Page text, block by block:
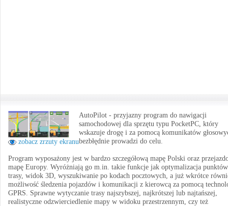
zobacz zrzuty ekranu
AutoPilot - przyjazny program do nawigacji
samochodowej dla sprzętu typu PocketPC, który
wskazuje drogę i za pomocą komunikatów
bezbłędnie prowadzi do celu.
Program wyposażony jest w bardzo szczegółową mapę Polski oraz
mapę Europy. Wyróżniają go m.in. takie funkcje jak optymalizacja punktów
trasy, widok 3D, wyszukiwanie po kodach pocztowych, a już wkrótce
możliwość śledzenia pojazdów i komunikacji z kierowcą za pomocą
GPRS. Sprawne wytyczanie trasy najszybszej, najkrótszej lub najtańszej,
realistyczne odzwierciedlenie mapy w widoku przestrzennym, czy też